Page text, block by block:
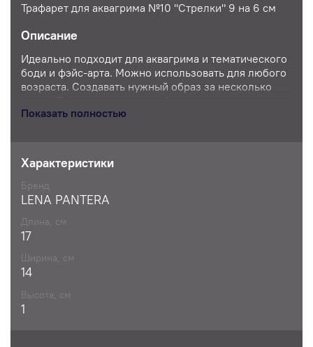
Трафарет для аквагрима №10 "Стрелки" 9 на 6 см
Описание
Идеально подходит для аквагрима и тематического
боди и фэйс-арта. Можно использовать для любого
возраста. Создавать нужный образ за несколько
аквагримера и разнообразить портфолио любого
Показать полностью
Характеристики
Бренд
LENA PANTERA
Длина, см
17
Ширина, см
14
Высота, см
1